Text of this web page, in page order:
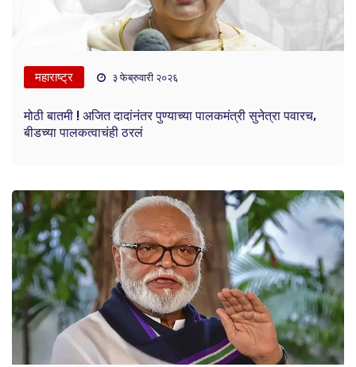
महाराष्ट्र ३ फेब्रुवारी २०२६
मोठी बातमी ! अजित दादांनंतर पुण्याच्या पालकमंत्री सुनेत्रा पवारच,
बीडच्या पालकत्वाचंही ठरलं